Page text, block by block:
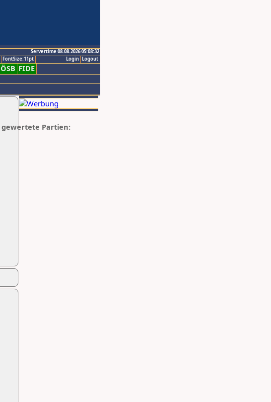
Servertime 08.08.2026 05:08:32
Logout
Login
FontSize:11pt
ÖSB FIDE
gewertete Partien: